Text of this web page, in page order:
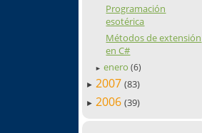
Programación
esotérica
Métodos de extensión
en C#
► enero(6)
► 2007 (83)
► 2006 (39)